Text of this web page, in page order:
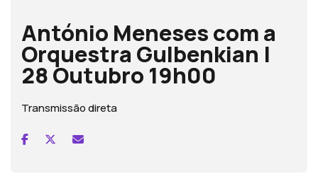
António Meneses com a
Orquestra Gulbenkian |
28 Outubro 19h00
Transmissão direta